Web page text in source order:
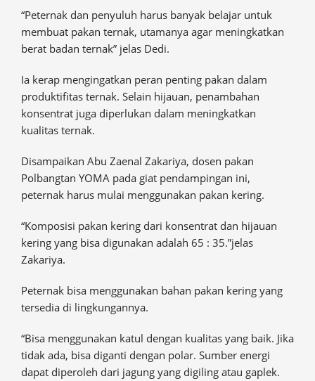
“Peternak dan penyuluh harus banyak belajar untuk
membuat pakan ternak, utamanya agar meningkatkan
berat badan ternak” jelas Dedi.
Ia kerap mengingatkan peran penting pakan dalam
produktifitas ternak. Selain hijauan, penambahan
konsentrat juga diperlukan dalam meningkatkan
kualitas ternak.
Disampaikan Abu Zaenal Zakariya, dosen pakan
Polbangtan YOMA pada giat pendampingan ini,
peternak harus mulai menggunakan pakan kering.
“Komposisi pakan kering dari konsentrat dan hijauan
kering yang bisa digunakan adalah 65 : 35.”jelas
Zakariya.
Peternak bisa menggunakan bahan pakan kering yang
tersedia di lingkungannya.
“Bisa menggunakan katul dengan kualitas yang baik. Jika
tidak ada, bisa diganti dengan polar. Sumber energi
dapat diperoleh dari jagung yang digiling atau gaplek.